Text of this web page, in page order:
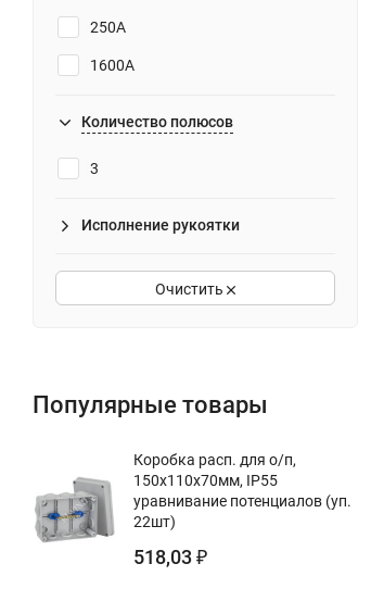
250А
1600А
Количество полюсов
3
Исполнение рукоятки
Очистить
Популярные товары
Коробка расп. для о/п,
150х110х70мм, IP55
уравнивание потенциалов (уп.
22шт)
518,03 ₽